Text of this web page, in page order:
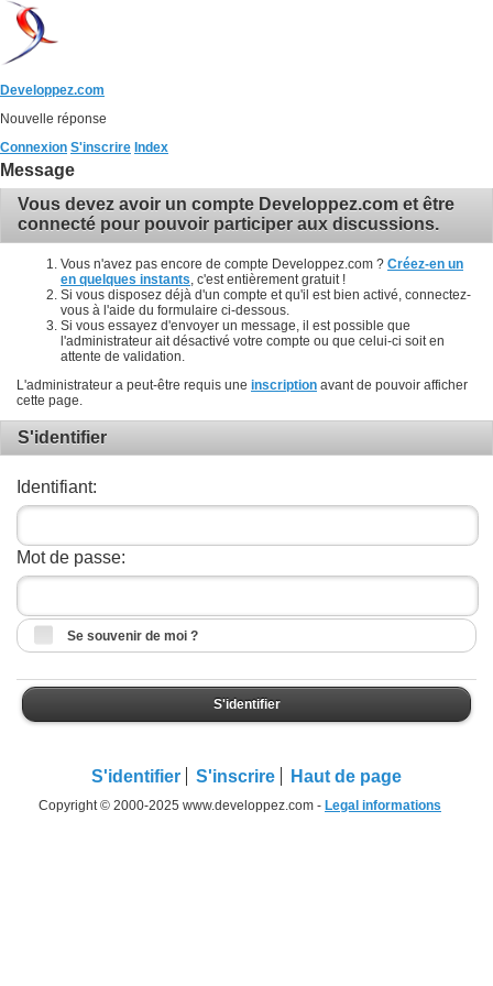
Developpez.com
Nouvelle réponse
Connexion S'inscrire Index
Message
Vous devez avoir un compte Developpez.com et être
connecté pour pouvoir participer aux discussions.
Vous n'avez pas encore de compte Developpez.com ? Créez-en un
en quelques instants , c'est entièrement gratuit !
Si vous disposez déjà d'un compte et qu'il est bien activé, connectez-
vous à l'aide du formulaire ci-dessous.
Si vous essayez d'envoyer un message, il est possible que
l'administrateur ait désactivé votre compte ou que celui-ci soit en
attente de validation.
L'administrateur a peut-être requis une inscription avant de pouvoir afficher
cette page.
S'identifier
Identifiant:
Mot de passe:
Se souvenir de moi ?
S'identifier
S'identifier S'inscrire Haut de page
Copyright © 2000-2025 www.developpez.com - Legal informations